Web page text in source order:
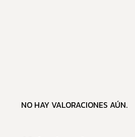
NO HAY VALORACIONES AÚN.